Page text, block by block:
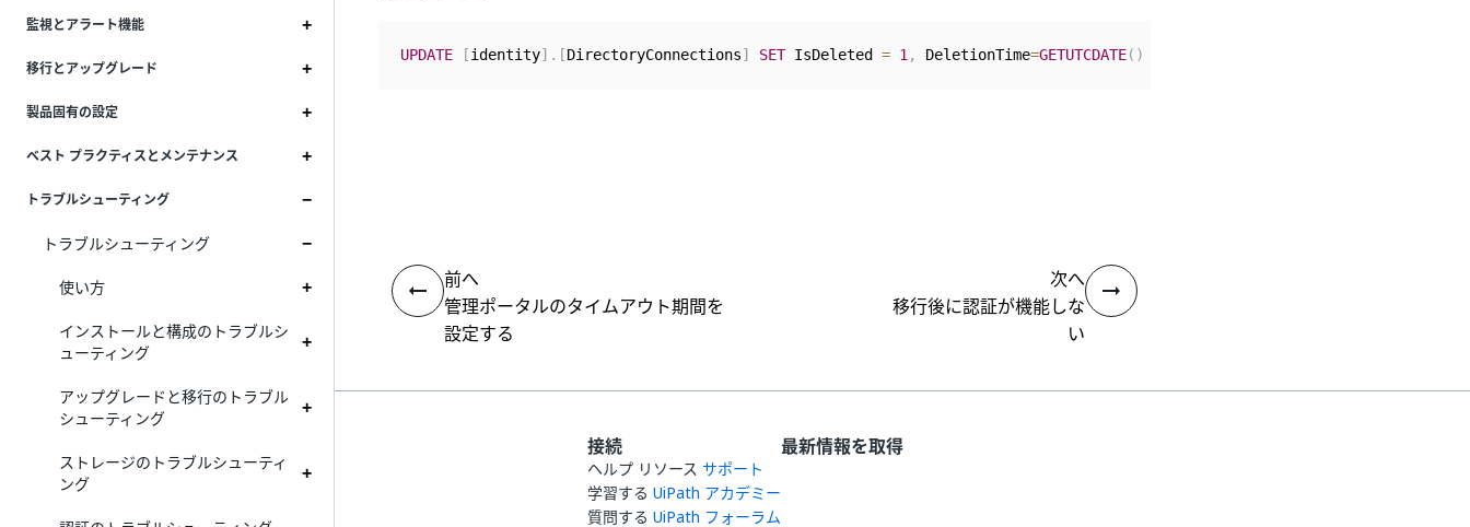
監視とアラート機能
移行とアップグレード
製品固有の設定
ベスト プラクティスとメンテナンス
トラブルシューティング
トラブルシューティング
使い方
インストールと構成のトラブルシ
ューティング
アップグレードと移行のトラブル
シューティング
ストレージのトラブルシューティ
ング
UPDATE [identity] . [DirectoryConnections] SET IsDeleted = 1 , DeletionTime=GETUTCDATE( )
前へ
管理ポータルのタイムアウト期間を
設定する
次へ
移行後に認証が機能しな
い
接続
ヘルプ リソース サポート
学習する UiPath アカデミー
質問する UiPath フォーラム
最新情報を取得